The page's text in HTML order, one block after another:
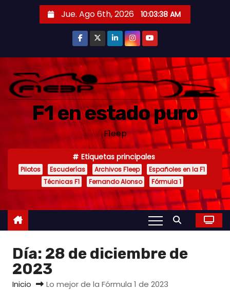
i
Jue. Ago 6th, 2026 10:03:40 AM
F1 en estado puro
F1eep
Etiquetas principales
Pilotos Escuderías Archivos F1eep
Españoles en la F1
Técnicas F1
Fernando Alonso Fórmula 1
Día: 28 de diciembre de
2023
Inicio Lo mejor de la Fórmula 1 de 2023